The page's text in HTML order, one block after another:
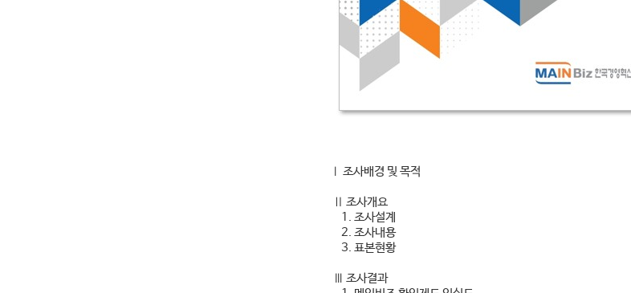
Ⅰ 조사배경 및 목적
Ⅱ 조사개요
1. 조사설계
2. 조사내용
3. 표본현황
Ⅲ 조사결과